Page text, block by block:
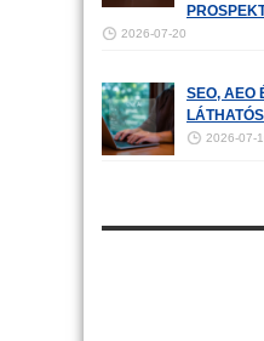
2026-07-20
SEO, AEO
2026-07-